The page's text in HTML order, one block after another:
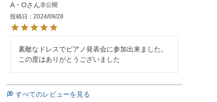
A・O
非公開
投稿日
2024/09/28
素敵なドレスでピアノ発表会に参加出来ました。
この度はありがとうございました
すべてのレビューを見る